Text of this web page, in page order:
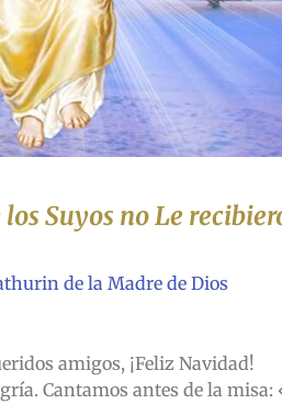
Suyos no Le
de la Madre de Dios
amigos, ¡Feliz Navidad!
Cantamos antes de la misa: